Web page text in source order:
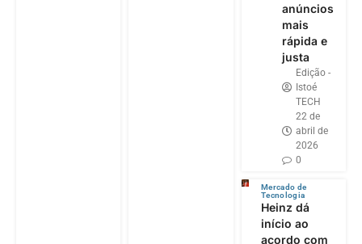
anúncios
mais
rápida e
justa
Edição -
Istoé
TECH
22 de
abril de
2026
0
Mercado de
Tecnologia
Heinz dá
início ao
acordo com